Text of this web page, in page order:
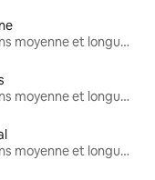
Locations moyenne et longue durée
Locations moyenne et longue durée
Locations moyenne et longue durée